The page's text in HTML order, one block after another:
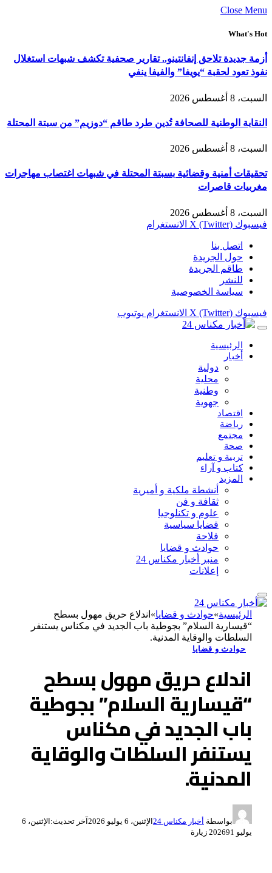
Close Menu
What's Hot
أزمة جديدة تلاحق إنفانتينو.. تقارير صحفية تكشف شبهات استغلال
نفوذ تعود لحقبة “يويفا” والفيفا ينفي
السبت، 8 أغسطس 2026
النقابة الوطنية للصحافة تُدين طرد طاقم “دوزيم” من سبتة المحتلة
السبت، 8 أغسطس 2026
تحقيقات أمنية وقضائية بسبتة المحتلة في شبهات اغتصاب مهاجرات
مغربيات قاصرات
السبت، 8 أغسطس 2026
فيسبوك X (Twitter) الانستغرام
اتصل بنا
حول الجريدة
طاقم الجريدة
للنشر
سياسة الخصوصية
فيسبوك X (Twitter) الانستغرام يوتيوب
الرئيسية
أخبار
دولية
محلية
وطنية
جهوية
اقتصاد
رياضة
مجتمع
صحة
تربية و تعليم
كتاب و آراء
المزيد
أنشطة ملكية و أميرية
ثقافة و فن
علوم و تكنلوجيا
قضايا سياسية
فلاحة
حوادث و قضايا
منبر أخبار مكناس 24
إعلانات
الرئيسية»حوادث و قضايا» اندلاع حريق مهول بسطح
“قيسارية السلام” بجوطية باب الجديد في مكناس يستنفر
السلطات والوقاية المدنية.
حوادث و قضايا
اندلاع حريق مهول بسطح
“قيسارية السلام” بجوطية
باب الجديد في مكناس
يستنفر السلطات والوقاية
المدنية.
بواسطة أخبار مكناس 24 الإثنين، 6 يوليو 2026 آخر تحديث:
الإثنين، 6
يوليو 2026 91 زيارة